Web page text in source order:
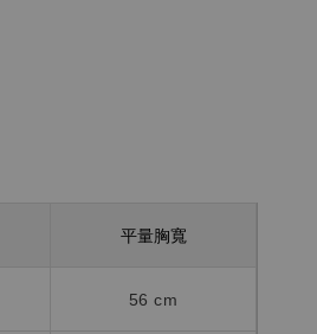
平量胸寬
56 cm